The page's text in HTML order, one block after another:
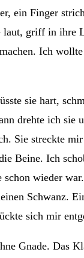
ein Finger
laut, griff in ihre
Ich
sie hart,
drehte ich sie
Sie streckte
Beine. Ich
schon wieder
Schwanz.
sich mir
Gnade. Das